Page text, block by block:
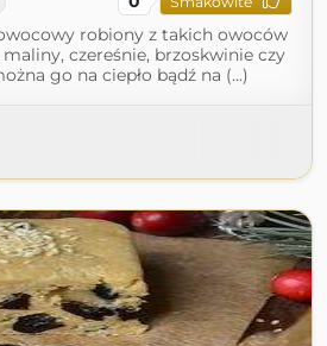
robiony z takich owoców
maliny, czereśnie, brzoskwinie czy
go na ciepło bądź na (...)